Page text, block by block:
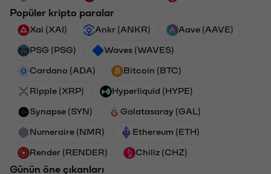
Popüler kripto paralar
Xai (XAI) Ankr (ANKR) Aave (AAVE)
PSG (PSG) Waves (WAVES)
Cardano (ADA) Bitcoin (BTC)
Ripple (XRP) Hyperliquid (HYPE)
Synapse (SYN) Galatasaray (GAL)
Numeraire (NMR) Ethereum (ETH)
Render (RENDER) Chiliz (CHZ)
Günün öne çıkanları